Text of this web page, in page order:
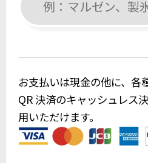
お支払いは現金の他に、各
QR 決済のキャッシュレス
用いただけます。